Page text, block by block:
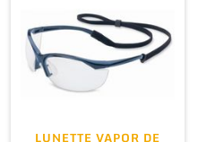
LUNETTE VAPOR DE